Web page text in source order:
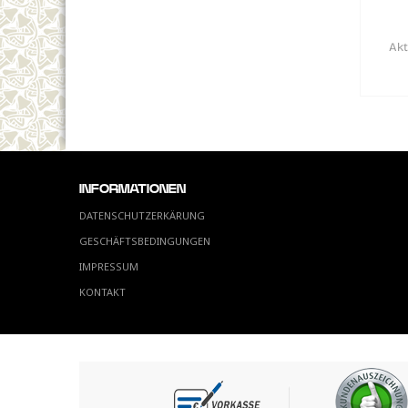
INFORMATIONEN
DATENSCHUTZERKÄRUNG
GESCHÄFTSBEDINGUNGEN
IMPRESSUM
KONTAKT